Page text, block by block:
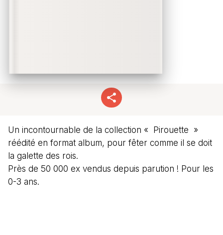
Un incontournable de la collection « Pirouette »
réédité en format album, pour fêter comme il se doit
la galette des rois.
Près de 50 000 ex vendus depuis parution ! Pour les
0-3 ans.